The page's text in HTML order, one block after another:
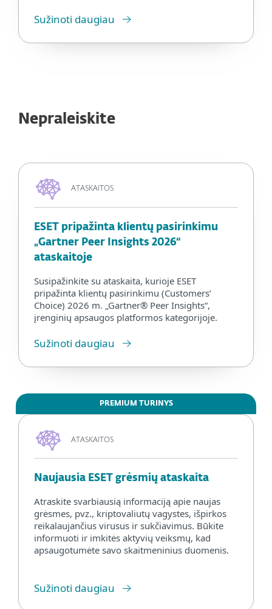
Sužinoti daugiau
Nepraleiskite
ATASKAITOS
ESET pripažinta klientų pasirinkimu
„Gartner Peer Insights 2026“
ataskaitoje
Susipažinkite su ataskaita, kurioje ESET
pripažinta klientų pasirinkimu (Customers’
Choice) 2026 m. „Gartner® Peer Insights“,
įrenginių apsaugos platformos kategorijoje.
Sužinoti daugiau
PREMIUM TURINYS
ATASKAITOS
Naujausia ESET grėsmių ataskaita
Atraskite svarbiausią informaciją apie naujas
grėsmes, pvz., kriptovaliutų vagystes, išpirkos
reikalaujančius virusus ir sukčiavimus. Būkite
informuoti ir imkitės aktyvių veiksmų, kad
apsaugotumėte savo skaitmeninius duomenis.
Sužinoti daugiau